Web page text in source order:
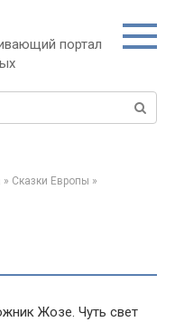
портал
» Сказки Европы »
Жозе. Чуть свет